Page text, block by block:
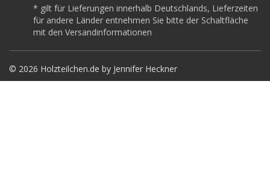
* gilt für Lieferungen innerhalb Deutschlands, Lieferzeiten
für andere Länder entnehmen Sie bitte der Schaltfläche
mit den Versandinformationen
© 2026 Holzteilchen.de by Jennifer Heckner